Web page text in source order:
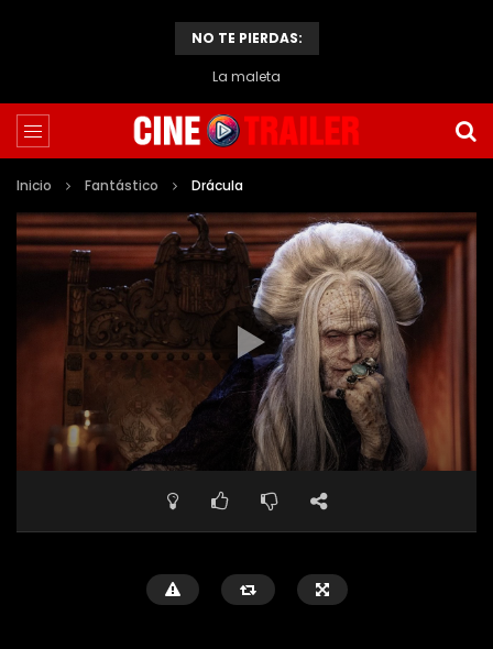
NO TE PIERDAS:
La maleta
Inicio Fantástico Drácula